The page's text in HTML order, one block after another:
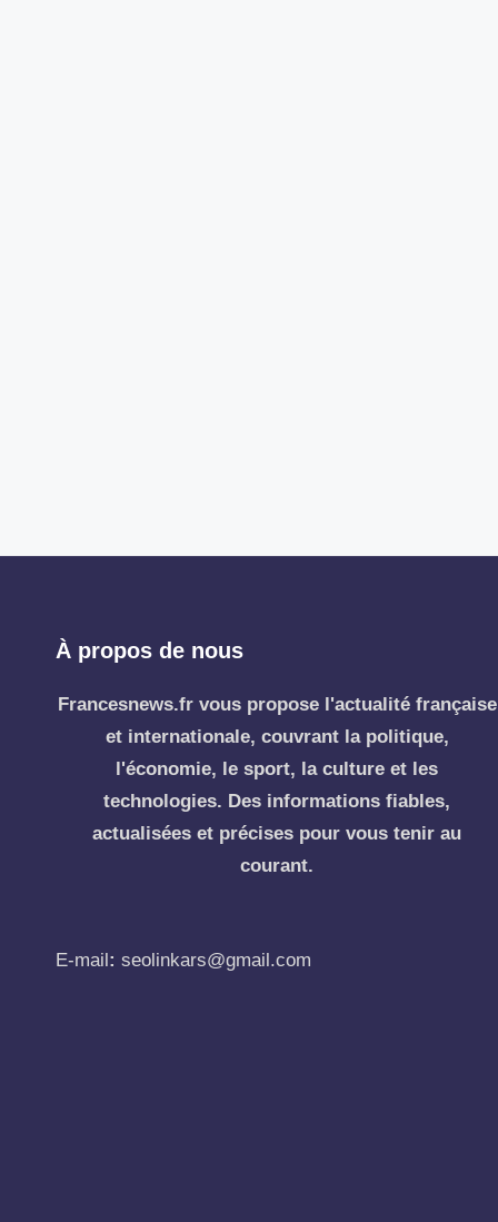
À propos de nous
Francesnews.fr vous propose l'actualité française
et internationale, couvrant la politique,
l'économie, le sport, la culture et les
technologies. Des informations fiables,
actualisées et précises pour vous tenir au
courant.
E-mail: seolinkars@gmail.com